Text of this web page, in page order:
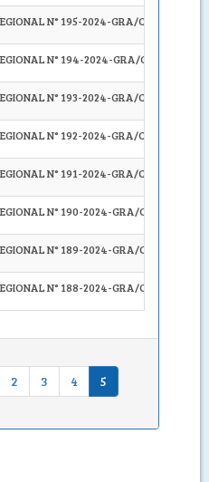
N° 195-2024-GRA/CR
N° 194-2024-GRA/CR
N° 193-2024-GRA/CR
N° 192-2024-GRA/CR
N° 191-2024-GRA/CR
N° 190-2024-GRA/CR
N° 189-2024-GRA/CR
N° 188-2024-GRA/CR
2 3 4 5